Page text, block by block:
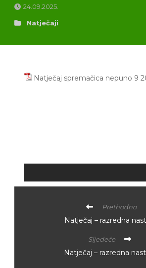
24.09.2025.
Natječaji
Natječaj spremačica nepuno 9
Prethodno
Natječaj – razredna
Sljedeće
Natječaj – razredna